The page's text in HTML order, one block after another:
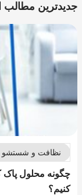
جدیدترین مطالب
نظافت و شستشو
چگونه محلول
کنیم؟